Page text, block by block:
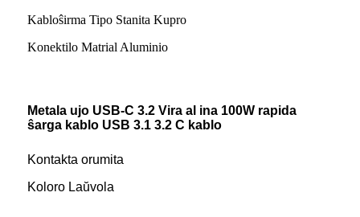
Kabloŝirma Tipo Stanita Kupro
Konektilo Matrial Aluminio
Metala ujo USB-C 3.2 Vira al ina 100W rapida
ŝarga kablo USB 3.1 3.2 C kablo
Kontakta orumita
Koloro Laŭvola